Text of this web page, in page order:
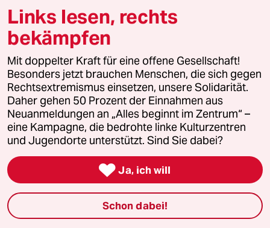
Alleinstellungsmerkmal!
R R.E.
08.05.2010 ,03:01 Uhr
Die Tatsache das durch Internetsperren das
Netz unter die Herrschaft deutscher
Bürokraten und Politiker gestellt wird sollte
eigentlich jeden interessieren. Die Provider
verpflichtet _alles_ zu filtern was nach
deutschem Recht illegal ist! Sie müssen es
derzeit nicht, weil sie es nicht können. Sobald
sie es ohne Aufwand können, müssen sie es
tun! Ich kann mir vorstellen das dies sogar
Links lesen, rechts
bekämpfen
Mit doppelter Kraft für eine offene Gesellschaft!
Besonders jetzt brauchen Menschen, die sich gegen
Rechtsextremismus einsetzen, unsere Solidarität.
Daher gehen 50 Prozent der Einnahmen aus
Neuanmeldungen an „Alles beginnt im Zentrum“ –
eine Kampagne, die bedrohte linke Kulturzentren
und Jugendorte unterstützt. Sind Sie dabei?
 Ja, ich will
Schon dabei!